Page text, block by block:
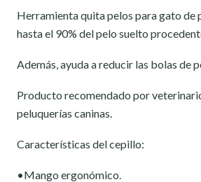
Herramienta quita pelos para gato de
hasta el 90% del pelo suelto
Además, ayuda a reducir las bolas de
Producto recomendado por
peluquerías caninas.
Características del cepillo:
•Mango ergonómico.